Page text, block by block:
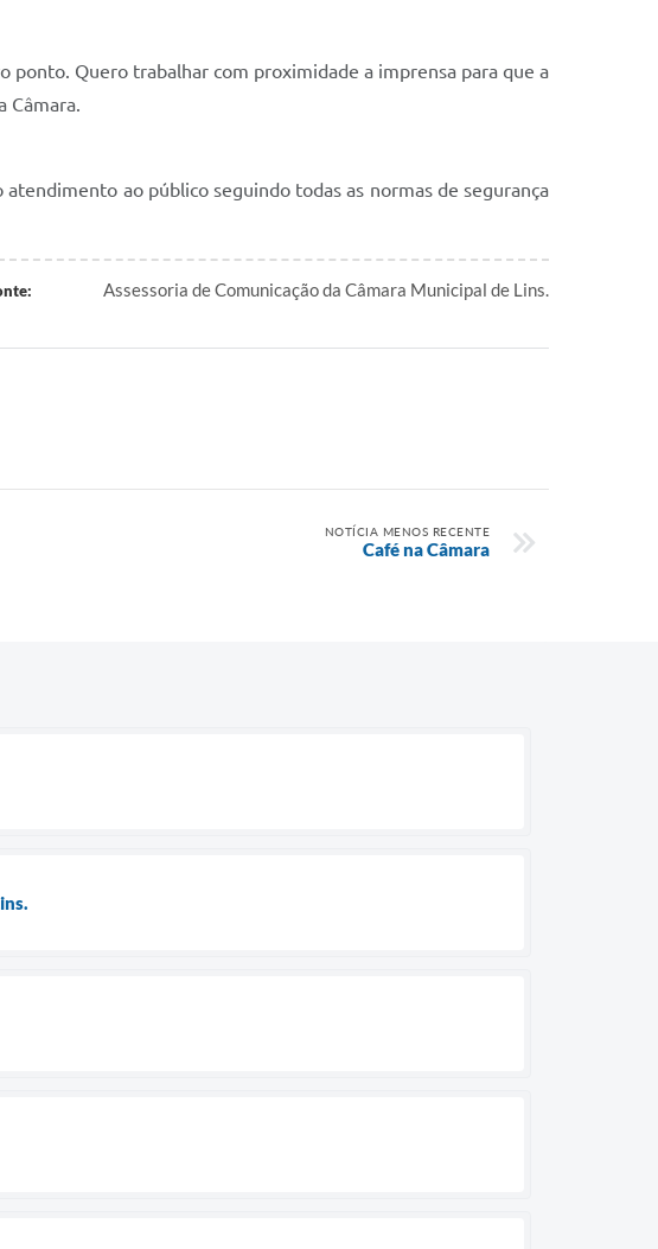
Quero trabalhar com proximidade a imprensa para que a
Câmara.
ao público seguindo todas as normas de segurança
Assessoria de Comunicação da Câmara Municipal de Lins.
NOTÍCIA MENOS RECENTE
Café na Câmara